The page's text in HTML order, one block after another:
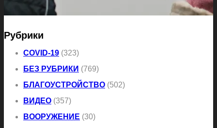
Рубрики
COVID-19 (323)
БЕЗ РУБРИКИ (769)
БЛАГОУСТРОЙСТВО (502)
ВИДЕО (357)
ВООРУЖЕНИЕ (30)